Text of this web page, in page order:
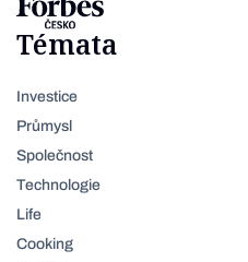
Témata
Investice
Průmysl
Společnost
Technologie
Life
Cooking